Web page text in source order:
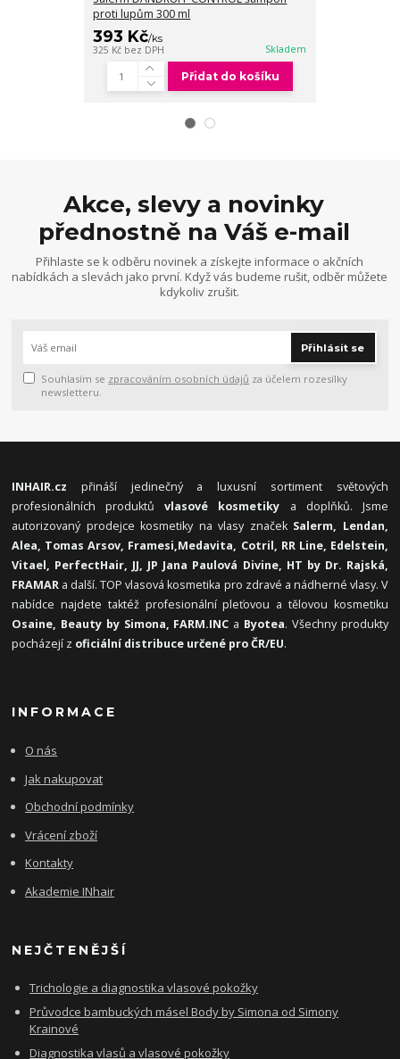
proti lupům 300 ml
393 Kč/ks
325 Kč bez DPH Skladem
Přidat do košíku
Akce, slevy a novinky
přednostně na Váš e-mail
Přihlaste se k odběru novinek a získejte informace o akčních
nabídkách a slevách jako první. Když vás budeme rušit, odběr můžete
kdykoliv zrušit.
Přihlásit se
Souhlasím se zpracováním osobních údajů za účelem rozesílky
newsletteru.
INHAIR.cz přináší jedinečný a luxusní sortiment světových
profesionálních produktůvlasové kosmetiky a doplňků. Jsme
autorizovaný prodejce kosmetiky na vlasy značek Salerm, Lendan,
Alea, Tomas Arsov, Framesi,Medavita, Cotril, RR Line, Edelstein,
Vitael, PerfectHair, JJ, JP Jana Paulová Divine, HT by Dr. Rajská,
FRAMAR a další. TOP vlasová kosmetika pro zdravé a nádherné vlasy. V
nabídce najdete taktéž profesionální pleťovou a tělovou kosmetiku
Osaine, Beauty by Simona, FARM.INC a Byotea. Všechny produkty
pocházejí z oficiální distribuce určené pro ČR/EU.
INFORMACE
O nás
Jak nakupovat
Obchodní podmínky
Vrácení zboží
Kontakty
Akademie INhair
NEJČTENĚJŠÍ
Trichologie a diagnostika vlasové pokožky
Průvodce bambuckých másel Body by Simona od Simony
Krainové
Diagnostika vlasů a vlasové pokožky